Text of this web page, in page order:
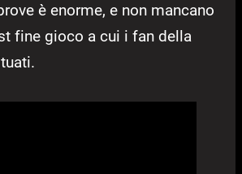
è enorme, e non mancano
fine gioco a cui i fan della